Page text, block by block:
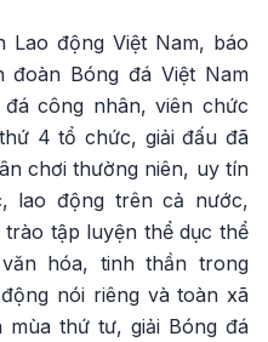
Lao động Việt Nam, báo
đoàn Bóng đá Việt Nam
công nhân, viên chức
4 tổ chức, giải đấu đã
chơi thường niên, uy tín
lao động trên cả nước,
tập luyện thể dục thể
hóa, tinh thần trong
nói riêng và toàn xã
thứ tư, giải Bóng đá